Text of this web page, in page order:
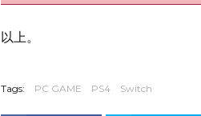
以上。
Tags: PC GAME PS4 Switch